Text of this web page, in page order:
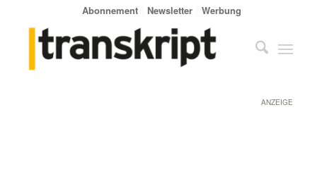
Abonnement Newsletter Werbung
ANZEIGE